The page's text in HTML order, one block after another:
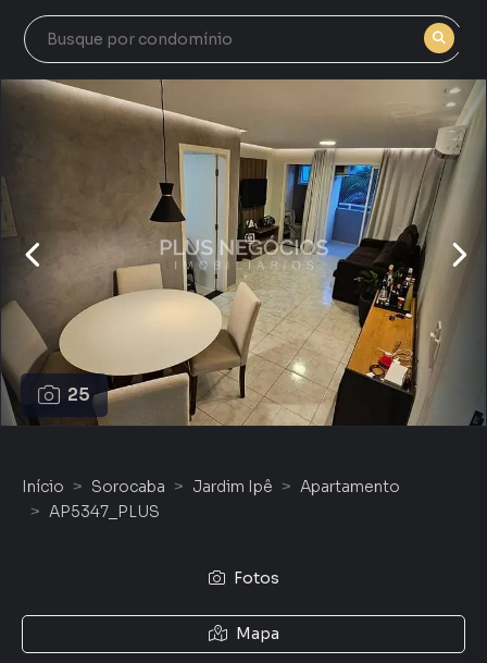
25
Início Sorocaba Jardim Ipê
Apartamento
AP5347_PLUS
Fotos
Mapa